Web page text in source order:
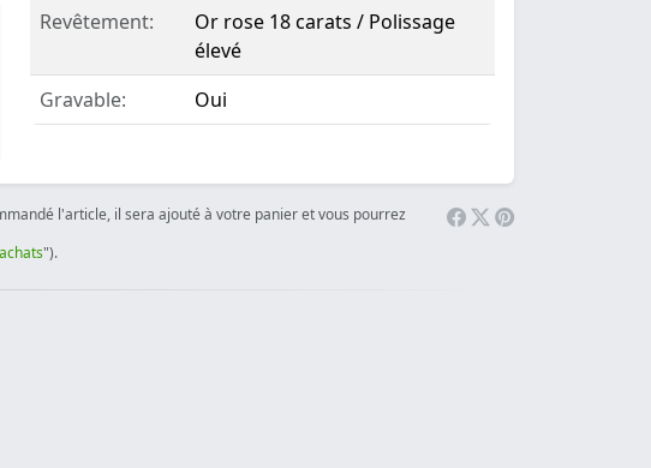
Revêtement:
Or rose 18 carats / Polissage
élevé
Gravable:
Oui
l'article, il sera ajouté à votre panier et vous pourrez
").